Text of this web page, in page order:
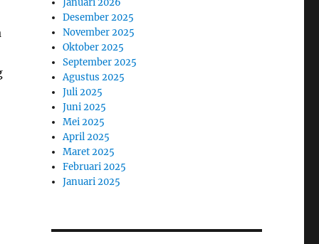
Desember 2025
November 2025
Oktober 2025
September 2025
Agustus 2025
Juli 2025
Juni 2025
Mei 2025
April 2025
Maret 2025
Februari 2025
Januari 2025